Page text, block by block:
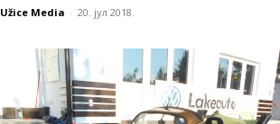
Užice Media - 20. јул 2018.